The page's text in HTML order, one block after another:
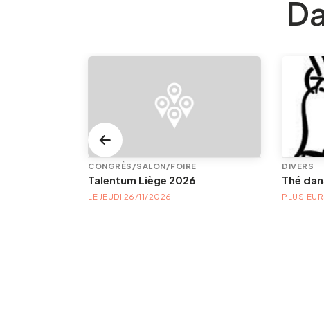
CONGRÈS/SALON/FOIRE
Talentum Liège 2026
LE JEUDI 26/11/2026
DIVERS
Thé